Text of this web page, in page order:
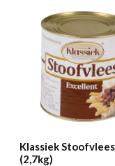
Klassiek
(2,7kg)